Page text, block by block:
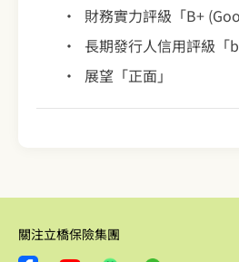
財務實力評級「B+
長期發行人信用評級「
展望「正面」
關注立橋保險集團